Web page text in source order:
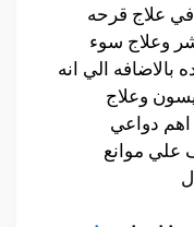
علاج قرحه
وعلاج سوء
الي انه
وعلاج
اهم دواعي
علي موانع